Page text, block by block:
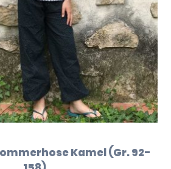
Kamel (Gr. 92-